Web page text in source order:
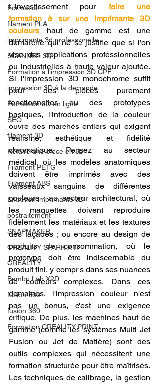
Formation
filament PLA
imprimante 3d professionelle
SCANNER 3D
Formation à l'impression 3D CPF
impression 3D à la demande
Formation 3D en ligne.
SEO
filament 3D
Refaire une piece en 3D
Filament PETG
Filament ABS
Entretien imprimante 3D
postraitement
SNAPMAKER
CRÉALITY SPARK X I7
CREALITY
Bambu Lab X2D
fusion 360
fusion 360
Formation CREALITY PRINT
L'investissement pour faire une
formation à sur une imprimante 3D
couleurs haut de gamme est une
démarche qui ne se justifie que si l'on
vise des applications professionnelles
ou industrielles à haute valeur ajoutée.
Si l'impression 3D monochrome suffit
pour des pièces purement
fonctionnelles ou des prototypes
basiques, l'introduction de la couleur
ouvre des marchés entiers qui exigent
réalisme, esthétique et fidélité
chromatique. Pensez au secteur
médical, où les modèles anatomiques
doivent être imprimés avec des
vaisseaux sanguins de différentes
couleurs ; au secteur architectural, où
les maquettes doivent reproduire
fidèlement les matériaux et les textures
des façades ; ou encore au design de
produits de consommation, où le
prototype doit être indiscernable du
produit fini, y compris dans ses nuances
de couleurs complexes. Dans ces
domaines, l'impression couleur n'est
pas un bonus, c'est une exigence
critique. De plus, les machines haut de
gamme (comme les systèmes Multi Jet
Fusion ou Jet de Matière) sont des
outils complexes qui nécessitent une
formation structurée pour être maîtrisés.
Les techniques de calibrage, la gestion